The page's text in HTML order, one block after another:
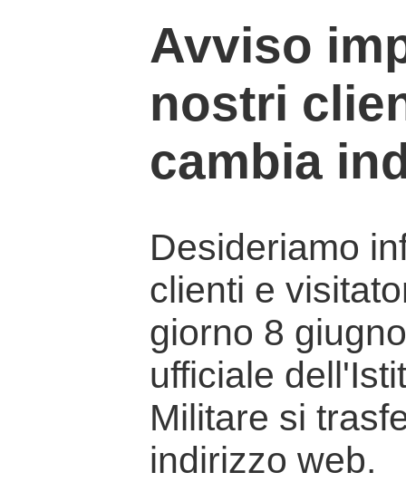
Avviso
nostri
cambia
Desideriamo
clienti e
giorno 8
ufficiale
Militare si
indirizzo web.